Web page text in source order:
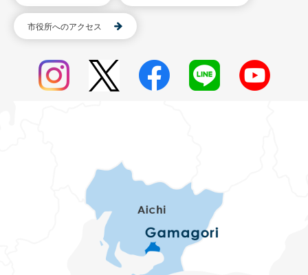
市役所へのアクセス